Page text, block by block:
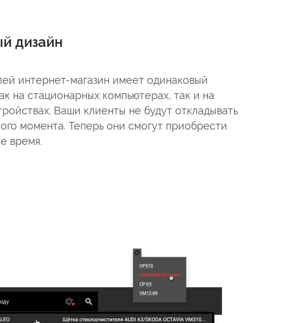
дизайн
интернет-магазин имеет одинаковый
на стационарных компьютерах, так и на
Ваши клиенты не будут откладывать
момента. Теперь они смогут приобрести
время.